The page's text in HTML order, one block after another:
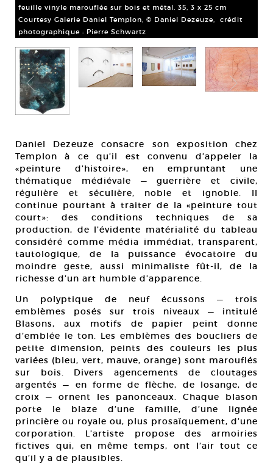
feuille vinyle marouflée sur bois et métal. 35, 3 x 25 cm
Courtesy Galerie Daniel Templon, © Daniel Dezeuze, crédit
photographique : Pierre Schwartz
Daniel Dezeuze consacre son exposition chez
Templon à ce qu’il est convenu d’appeler la
«peinture d’histoire», en empruntant une
thématique médiévale — guerrière et civile,
régulière et séculière, noble et ignoble. Il
continue pourtant à traiter de la «peinture tout
court»: des conditions techniques de sa
production, de l’évidente matérialité du tableau
considéré comme média immédiat, transparent,
tautologique, de la puissance évocatoire du
moindre geste, aussi minimaliste fût-il, de la
richesse d’un art humble d’apparence.
Un polyptique de neuf écussons — trois
emblèmes posés sur trois niveaux — intitulé
Blasons, aux motifs de papier peint donne
d’emblée le ton. Les emblèmes des boucliers de
petite dimension, peints des couleurs les plus
variées (bleu, vert, mauve, orange) sont marouflés
sur bois. Divers agencements de cloutages
argentés — en forme de flèche, de losange, de
croix — ornent les panonceaux. Chaque blason
porte le blaze d’une famille, d’une lignée
princière ou royale ou, plus prosaïquement, d’une
corporation. L’artiste propose des armoiries
fictives qui, en même temps, ont l’air tout ce
qu’il y a de plausibles.